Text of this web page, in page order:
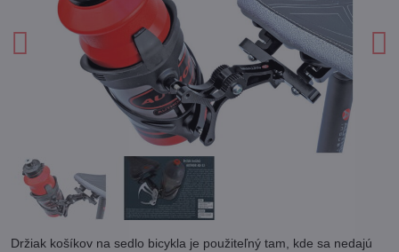
Držiak košíkov na sedlo bicykla je použiteľný tam, kde sa nedajú